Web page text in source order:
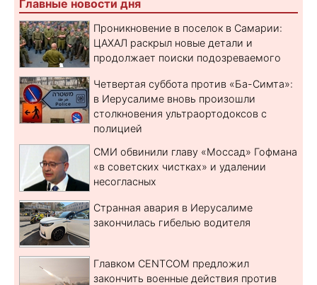
Главные новости дня
Проникновение в поселок в Самарии:
ЦАХАЛ раскрыл новые детали и
продолжает поиски подозреваемого
Четвертая суббота против «Ба-Симта»:
в Иерусалиме вновь произошли
столкновения ультраортодоксов с
полицией
СМИ обвинили главу «Моссад» Гофмана
«в советских чистках» и удалении
несогласных
Странная авария в Иерусалиме
закончилась гибелью водителя
Главком CENTCOM предложил
закончить военные действия против